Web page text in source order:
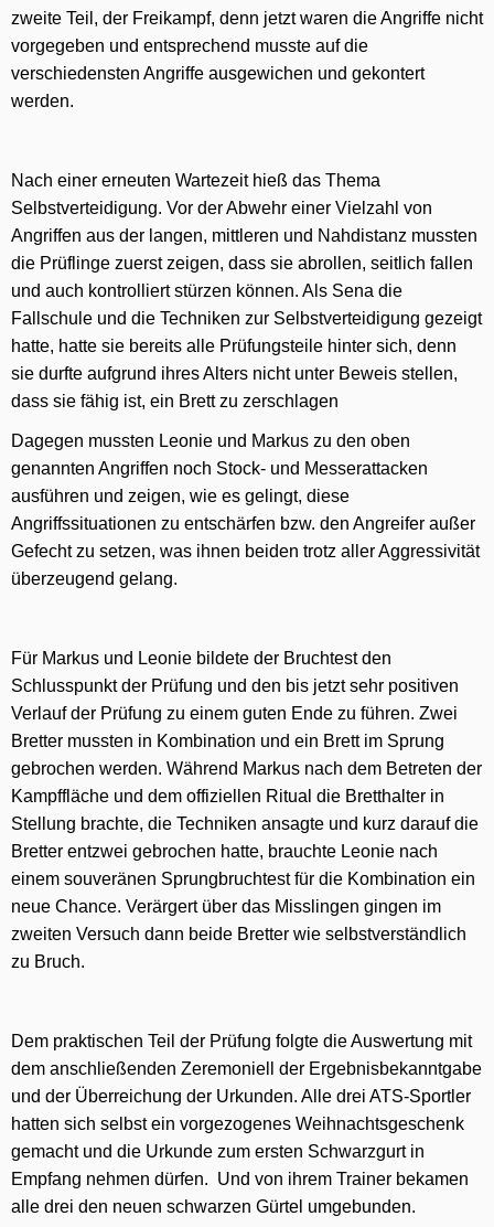
zweite Teil, der Freikampf, denn jetzt waren die Angriffe nicht
vorgegeben und entsprechend musste auf die
verschiedensten Angriffe ausgewichen und gekontert
werden.
Nach einer erneuten Wartezeit hieß das Thema
Selbstverteidigung. Vor der Abwehr einer Vielzahl von
Angriffen aus der langen, mittleren und Nahdistanz mussten
die Prüflinge zuerst zeigen, dass sie abrollen, seitlich fallen
und auch kontrolliert stürzen können. Als Sena die
Fallschule und die Techniken zur Selbstverteidigung gezeigt
hatte, hatte sie bereits alle Prüfungsteile hinter sich, denn
sie durfte aufgrund ihres Alters nicht unter Beweis stellen,
dass sie fähig ist, ein Brett zu zerschlagen
Dagegen mussten Leonie und Markus zu den oben
genannten Angriffen noch Stock- und Messerattacken
ausführen und zeigen, wie es gelingt, diese
Angriffssituationen zu entschärfen bzw. den Angreifer außer
Gefecht zu setzen, was ihnen beiden trotz aller Aggressivität
überzeugend gelang.
Für Markus und Leonie bildete der Bruchtest den
Schlusspunkt der Prüfung und den bis jetzt sehr positiven
Verlauf der Prüfung zu einem guten Ende zu führen. Zwei
Bretter mussten in Kombination und ein Brett im Sprung
gebrochen werden. Während Markus nach dem Betreten der
Kampffläche und dem offiziellen Ritual die Bretthalter in
Stellung brachte, die Techniken ansagte und kurz darauf die
Bretter entzwei gebrochen hatte, brauchte Leonie nach
einem souveränen Sprungbruchtest für die Kombination ein
neue Chance. Verärgert über das Misslingen gingen im
zweiten Versuch dann beide Bretter wie selbstverständlich
zu Bruch.
Dem praktischen Teil der Prüfung folgte die Auswertung mit
dem anschließenden Zeremoniell der Ergebnisbekanntgabe
und der Überreichung der Urkunden. Alle drei ATS-Sportler
hatten sich selbst ein vorgezogenes Weihnachtsgeschenk
gemacht und die Urkunde zum ersten Schwarzgurt in
Empfang nehmen dürfen. Und von ihrem Trainer bekamen
alle drei den neuen schwarzen Gürtel umgebunden.